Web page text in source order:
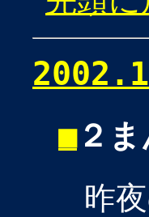
■２ま
昨